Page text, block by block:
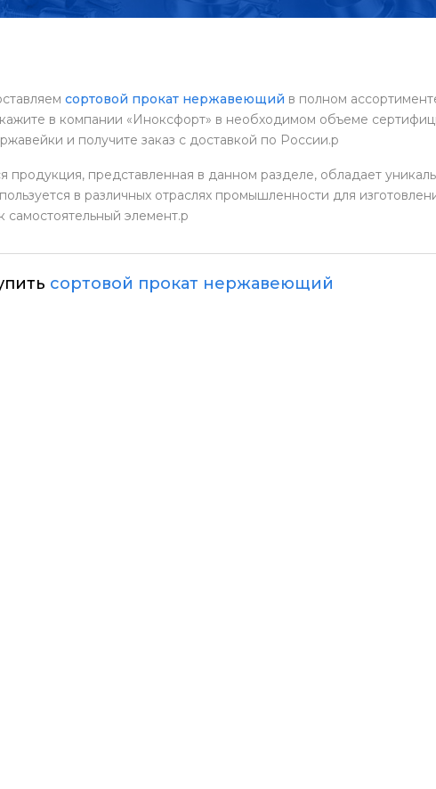
сортовой прокат нержавеющий в полном
в компании «Иноксфорт» в необходимом объеме
и получите заказ с доставкой по России.p
продукция, представленная в данном разделе, обладает
в различных отраслях промышленности для
самостоятельный элемент.p
сортовой прокат нержавеющий